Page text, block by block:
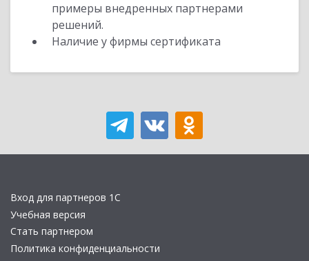
примеры внедренных партнерами
решений.
Наличие у фирмы сертификата
Вход для партнеров 1С
Учебная версия
Стать партнером
Политика конфиденциальности